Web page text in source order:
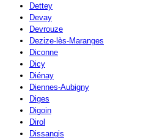
Dettey
Devay
Devrouze
Dezize-lès-Maranges
Diconne
Dicy
Diénay
Diennes-Aubigny
Diges
Digoin
Dirol
Dissangis